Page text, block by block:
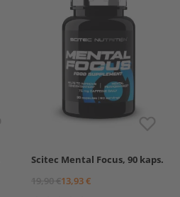
Scitec Mental Focus, 90 kaps.
19,90 €13,93 €